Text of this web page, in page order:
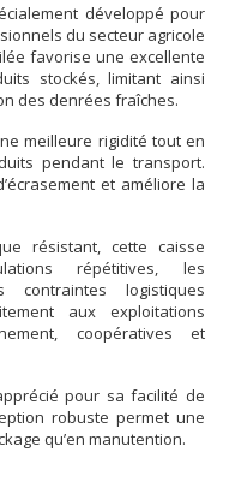
développé pour
du secteur agricole
favorise une excellente
stockés, limitant ainsi
des denrées fraîches.
meilleure rigidité tout en
pendant le transport.
et améliore la
résistant, cette caisse
répétitives, les
logistiques
aux exploitations
coopératives et
pour sa facilité de
robuste permet une
qu’en manutention.